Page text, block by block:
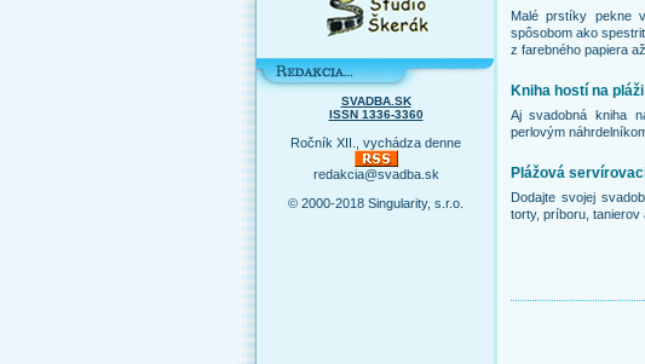
SVADBA.SK
ISSN 1336-3360
Ročník XII., vychádza denne
redakcia@svadba.sk
© 2000-2018 Singularity, s.r.o.
Malé prstíky pekne
spôsobom ako
z farebného papiera
Kniha hostí na pláži
Aj svadobná kniha
perlovým
Plážová
Dodajte svojej
torty, príboru, tanierov